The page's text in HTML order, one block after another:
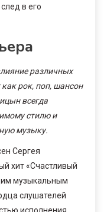
в его
различных
рок, поп, шансон
всегда
стилю и
музыку.
Сергея
хит «Счастливый
музыкальным
слушателей
исполнения.